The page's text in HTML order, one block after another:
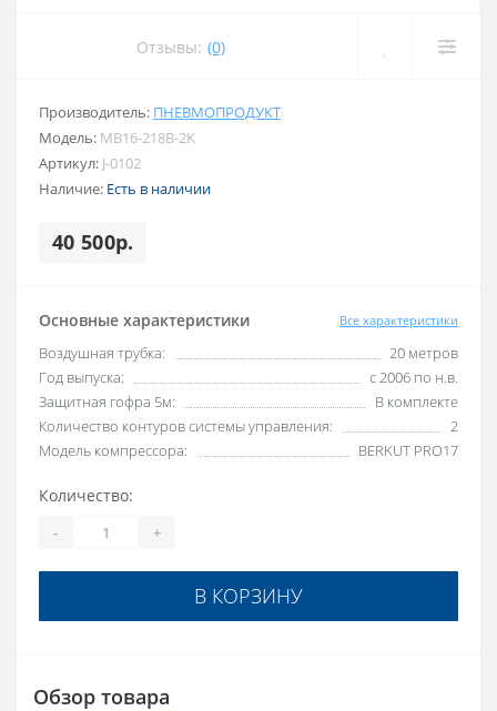
Отзывы: (0)
Производитель: ПНЕВМОПРОДУКТ
Модель: MB16-218B-2K
Артикул: J-0102
Наличие: Есть в наличии
40 500р.
Основные характеристики Все характеристики
Воздушная трубка:
20 метров
Год выпуска:
с 2006 по н.в.
Защитная гофра 5м:
В комплекте
Количество контуров системы управления:
2
Модель компрессора:
BERKUT PRO17
Количество:
- +
В КОРЗИНУ
Обзор товара